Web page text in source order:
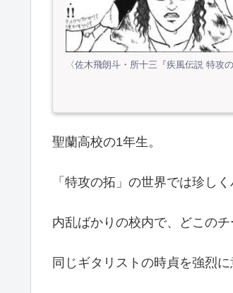
〈佐木飛朗斗・所十三『疾風伝説 特攻
聖蘭高校の1年生。
「特攻の拓」の世界では珍し
内乱ばかりの校内で、どこの
同じギタリストの時貞を強烈